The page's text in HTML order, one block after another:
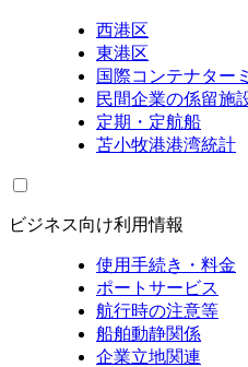
西港区
東港区
国際コンテナター
民間企業の係留施
定期・定航船
苫小牧港港湾統計
ビジネス向け利用情報
使用手続き・料金
ポートサービス
航行時の注意等
船舶動静関係
企業立地関連